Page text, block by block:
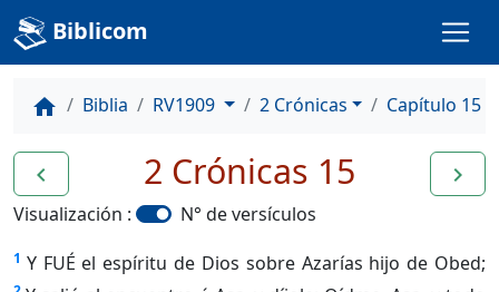
Biblicom
home Biblia RV1909 2 Crónicas Capítulo 15
navigate_before navigate_next
2 Crónicas 15
Visualización : N° de versículos
1 Y FUÉ el espíritu de Dios sobre Azarías hijo de Obed;